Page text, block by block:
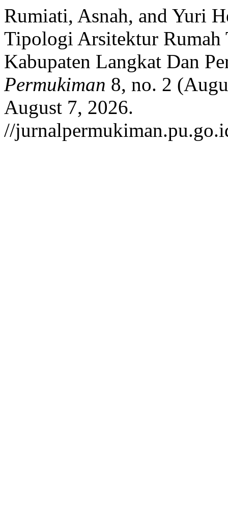
Rumiati, Asnah, and Yuri
Tipologi Arsitektur
Kabupaten Langkat Dan
Permukiman 8, no. 2
August 7, 2026.
//